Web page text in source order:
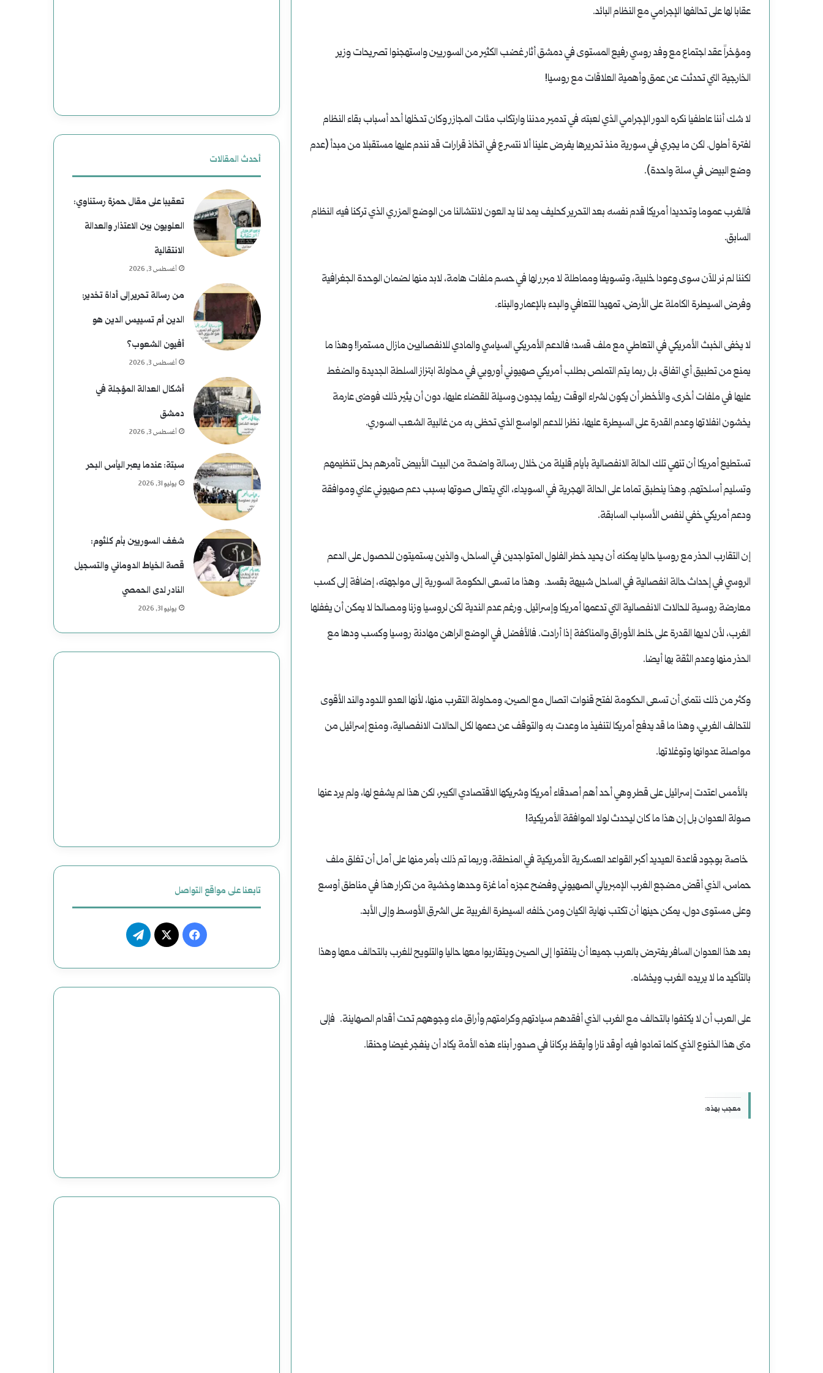
عقابا لها على تحالفها الإجرامي مع النظام البائد.
ومؤخراً عقد اجتماع مع وفد روسي رفيع المستوى في دمشق أثار غضب الكثير من السوريين واستهجنوا تصريحات وزير
الخارجية التي تحدثت عن عمق وأهمية العلاقات مع روسيا!
لا شك أننا عاطفيا نكره الدور الإجرامي الذي لعبته في تدمير مدننا وارتكاب مئات المجازر وكان تدخلها أحد أسباب بقاء النظام
لفترة أطول. لكن ما يجري في سورية منذ تحريرها يفرض علينا ألا نتسرع في اتخاذ قرارات قد نندم عليها مستقبلا من مبدأ (عدم
وضع البيض في سلة واحدة).
فالغرب عموما وتحديدا أمريكا قدم نفسه بعد التحرير كحليف يمد لنا يد العون لانتشالنا من الوضع المزري الذي تركنا فيه النظام
السابق.
لكننا لم نر للآن سوى وعودا خلبية، وتسويفا ومماطلة لا مبرر لها في حسم ملفات هامة، لابد منها لضمان الوحدة الجغرافية
وفرض السيطرة الكاملة على الأرض، تمهيدا للتعافي والبدء بالإعمار والبناء.
لا يخفى الخبث الأمريكي في التعاطي مع ملف قسد؛ فالدعم الأمريكي السياسي والمادي للانفصاليين مازال مستمرا! وهذا ما
يمنع من تطبيق أي اتفاق، بل ربما يتم التملص بطلب أمريكي صهيوني أوروبي في محاولة ابتزاز السلطة الجديدة والضغط
عليها في ملفات أخرى، والأخطر أن يكون لشراء الوقت ريثما يجدون وسيلة للقضاء عليها، دون أن يثير ذلك فوضى عارمة
يخشون انفلاتها وعدم القدرة على السيطرة عليها، نظرا للدعم الواسع الذي تحظى به من غالبية الشعب السوري.
تستطيع أمريكا أن تنهي تلك الحالة الانفصالية بأيام قليلة من خلال رسالة واضحة من البيت الأبيض تأمرهم بحل تنظيمهم
وتسليم أسلحتهم. وهذا ينطبق تماما على الحالة الهجرية في السويداء، التي يتعالى صوتها بسبب دعم صهيوني علني وموافقة
ودعم أمريكي خفي لنفس الأسباب السابقة.
إن التقارب الحذر مع روسيا حاليا يمكنه أن يحيد خطر الفلول المتواجدين في الساحل، والذين يستميتون للحصول على الدعم
الروسي في إحداث حالة انفصالية في الساحل شبيهة بقسد. وهذا ما تسعى الحكومة السورية إلى مواجهته، إضافة إلى كسب
معارضة روسية للحالات الانفصالية التي تدعمها أمريكا وإسرائيل. ورغم عدم الندية لكن لروسيا وزنا ومصالحا لا يمكن أن يغفلها
الغرب، لأن لديها القدرة على خلط الأوراق والمناكفة إذا أرادت. فالأفضل في الوضع الراهن مهادنة روسيا وكسب ودها مع
الحذر منها وعدم الثقة بها أيضا.
وكثر من ذلك نتمنى أن تسعى الحكومة لفتح قنوات اتصال مع الصين، ومحاولة التقرب منها، لأنها العدو اللدود والند الأقوى
للتحالف الغربي، وهذا ما قد يدفع أمريكا لتنفيذ ما وعدت به والتوقف عن دعمها لكل الحالات الانفصالية، ومنع إسرائيل من
مواصلة عدوانها وتوغلاتها.
بالأمس اعتدت إسرائيل على قطر وهي أحد أهم أصدقاء أمريكا وشريكها الاقتصادي الكبير، لكن هذا لم يشفع لها، ولم يرد عنها
صولة العدوان بل إن هذا ما كان ليحدث لولا الموافقة الأمريكية!
خاصة بوجود قاعدة العيديد أكبر القواعد العسكرية الأمريكية في المنطقة، وربما تم ذلك بأمر منها على أمل أن تغلق ملف
حماس، الذي أقض مضجع الغرب الإمبريالي الصهيوني وفضح عجزه أما غزة وحدها وخشية من تكرار هذا في مناطق أوسع
وعلى مستوى دول، يمكن حينها أن تكتب نهاية الكيان ومن خلفه السيطرة الغربية على الشرق الأوسط وإلى الأبد.
بعد هذا العدوان السافر يفترض بالعرب جميعا أن يلتفتوا إلى الصين ويتقاربوا معها حاليا والتلويح للغرب بالتحالف معها وهذا
بالتأكيد ما لا يريده الغرب ويخشاه.
على العرب أن لا يكتفوا بالتحالف مع الغرب الذي أفقدهم سيادتهم وكرامتهم وأراق ماء وجوههم تحت أقدام الصهاينة. فإلى
متى هذا الخنوع الذي كلما تمادوا فيه أوقد نارا وأيقظ بركانا في صدور أبناء هذه الأمة يكاد أن ينفجر غيضا وحنقا.
معجب بهذه:
وضحاياه
أحدث المقالات
تعقيبا على مقال حمزة رستناوي:
العلويون بين الاعتذار والعدالة
الانتقالية
أغسطس 3, 2026
من رسالة تحرير إلى أداة تخدير:
الدين أم تسييس الدين هو
أفيون الشعوب؟
أغسطس 3, 2026
أشكال العدالة المؤجلة في
دمشق
أغسطس 3, 2026
سبتة: عندما يعبر اليأس البحر
يوليو 31, 2026
شغف السوريين بأم كلثوم:
قصة الخياط الدوماني والتسجيل
النادر لدى الحمصي
يوليو 31, 2026
تابعنا على مواقع التواصل
فيسبوك
‫X تيلقرام